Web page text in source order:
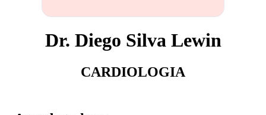
Dr. Diego Silva Lewin
CARDIOLOGIA